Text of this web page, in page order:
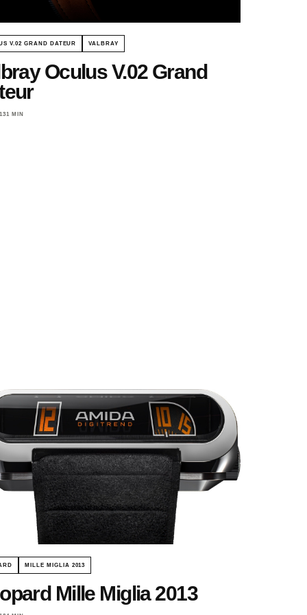
V.02 GRAND DATEUR VALBRAY
Oculus V.02 Grand
1 MIN
MILLE MIGLIA 2013
Mille Miglia 2013